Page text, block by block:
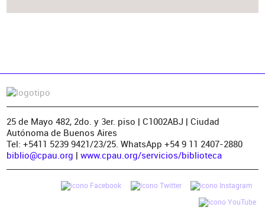
25 de Mayo 482, 2do. y 3er. piso | C1002ABJ | Ciudad
Autónoma de Buenos Aires
Tel: +5411 5239 9421/23/25. WhatsApp +54 9 11 2407-2880
biblio@cpau.org | www.cpau.org/servicios/biblioteca